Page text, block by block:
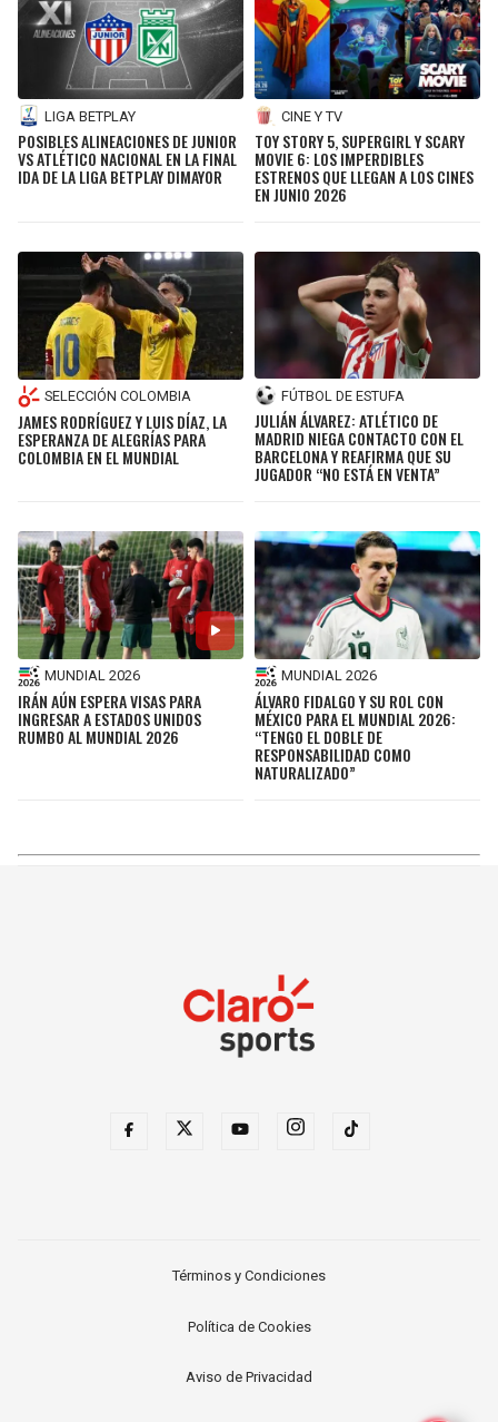
LIGA BETPLAY
POSIBLES ALINEACIONES DE JUNIOR
VS ATLÉTICO NACIONAL EN LA FINAL
IDA DE LA LIGA BETPLAY DIMAYOR
CINE Y TV
TOY STORY 5, SUPERGIRL Y SCARY
MOVIE 6: LOS IMPERDIBLES
ESTRENOS QUE LLEGAN A LOS CINES
EN JUNIO 2026
SELECCIÓN COLOMBIA
JAMES RODRÍGUEZ Y LUIS DÍAZ, LA
ESPERANZA DE ALEGRÍAS PARA
COLOMBIA EN EL MUNDIAL
FÚTBOL DE ESTUFA
JULIÁN ÁLVAREZ: ATLÉTICO DE
MADRID NIEGA CONTACTO CON EL
BARCELONA Y REAFIRMA QUE SU
JUGADOR “NO ESTÁ EN VENTA”
MUNDIAL 2026
IRÁN AÚN ESPERA VISAS PARA
INGRESAR A ESTADOS UNIDOS
RUMBO AL MUNDIAL 2026
MUNDIAL 2026
ÁLVARO FIDALGO Y SU ROL CON
MÉXICO PARA EL MUNDIAL 2026:
“TENGO EL DOBLE DE
RESPONSABILIDAD COMO
NATURALIZADO”
Términos y Condiciones
Política de Cookies
Aviso de Privacidad